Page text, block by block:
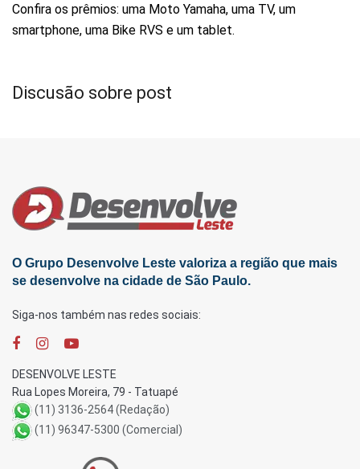
Confira os prêmios: uma Moto Yamaha, uma TV, um
smartphone, uma Bike RVS e um tablet.
Discusão sobre post
O Grupo Desenvolve Leste valoriza a região que mais
se desenvolve na cidade de São Paulo.
Siga-nos também nas redes sociais:
DESENVOLVE LESTE
Rua Lopes Moreira, 79 - Tatuapé
(11) 3136-2564 (Redação)
(11) 96347-5300 (Comercial)